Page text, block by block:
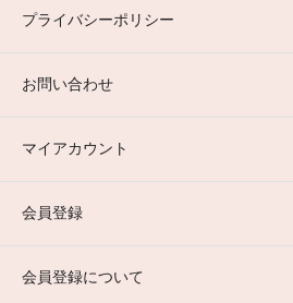
プライバシーポリシー
お問い合わせ
マイアカウント
会員登録
会員登録について